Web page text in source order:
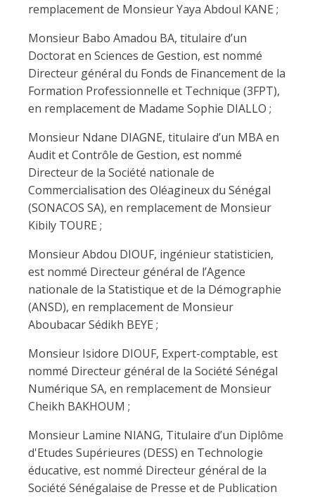
remplacement de Monsieur Yaya Abdoul KANE ;
Monsieur Babo Amadou BA, titulaire d’un
Doctorat en Sciences de Gestion, est nommé
Directeur général du Fonds de Financement de la
Formation Professionnelle et Technique (3FPT),
en remplacement de Madame Sophie DIALLO ;
Monsieur Ndane DIAGNE, titulaire d’un MBA en
Audit et Contrôle de Gestion, est nommé
Directeur de la Société nationale de
Commercialisation des Oléagineux du Sénégal
(SONACOS SA), en remplacement de Monsieur
Kibily TOURE ;
Monsieur Abdou DIOUF, ingénieur statisticien,
est nommé Directeur général de l’Agence
nationale de la Statistique et de la Démographie
(ANSD), en remplacement de Monsieur
Aboubacar Sédikh BEYE ;
Monsieur Isidore DIOUF, Expert-comptable, est
nommé Directeur général de la Société Sénégal
Numérique SA, en remplacement de Monsieur
Cheikh BAKHOUM ;
Monsieur Lamine NIANG, Titulaire d’un Diplôme
d'Etudes Supérieures (DESS) en Technologie
éducative, est nommé Directeur général de la
Société Sénégalaise de Presse et de Publication